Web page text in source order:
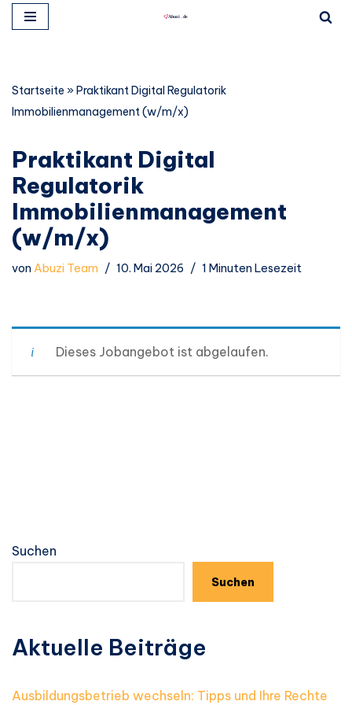
springen
Startseite »Praktikant Digital Regulatorik
Immobilienmanagement (w/m/x)
Praktikant Digital
Regulatorik
Immobilienmanagement
(w/m/x)
vonAbuzi Team 10. Mai 2026 1 Minuten Lesezeit
Dieses Jobangebot ist abgelaufen.
Suchen
Suchen
Aktuelle Beiträge
Ausbildungsbetrieb wechseln: Tipps und Ihre Rechte